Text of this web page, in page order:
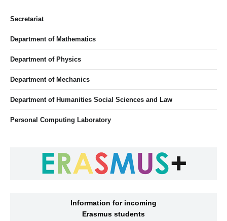
Secretariat
Department of Mathematics
Department of Physics
Department of Mechanics
Department of Humanities Social Sciences and Law
Personal Computing Laboratory
Information for incoming
Erasmus students